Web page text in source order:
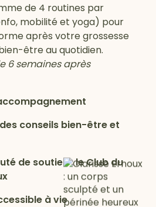
de 4 routines par
mobilité et yoga) pour
après votre grossesse
être au quotidien.
6 semaines après
conseils bien-être et
de soutien : le Club du
à vie